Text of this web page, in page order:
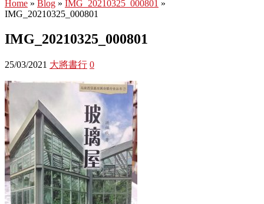
Home » Blog » IMG_20210325_000801 »
IMG_20210325_000801
IMG_20210325_000801
25/03/2021 大將書行 0